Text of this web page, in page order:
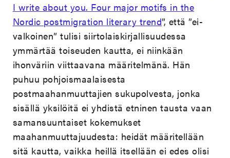
I write about you. Four major motifs in the
Nordic postmigration literary trend”, että ”ei-
valkoinen” tulisi siirtolaiskirjallisuudessa
ymmärtää toiseuden kautta, ei niinkään
ihonväriin viittaavana määritelmänä. Hän
puhuu pohjoismaalaisesta
postmaahanmuuttajien sukupolvesta, jonka
sisällä yksilöitä ei yhdistä etninen tausta vaan
samansuuntaiset kokemukset
maahanmuuttajuudesta: heidät määritellään
sitä kautta, vaikka heillä itsellään ei edes olisi